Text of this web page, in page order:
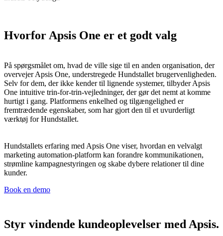
Hvorfor Apsis One er et godt valg
På spørgsmålet om, hvad de ville sige til en anden organisation, der
overvejer Apsis One, understregede Hundstallet brugervenligheden.
Selv for dem, der ikke kender til lignende systemer, tilbyder Apsis
One intuitive trin-for-trin-vejledninger, der gør det nemt at komme
hurtigt i gang. Platformens enkelhed og tilgængelighed er
fremtrædende egenskaber, som har gjort den til et uvurderligt
værktøj for Hundstallet.
Hundstallets erfaring med Apsis One viser, hvordan en velvalgt
marketing automation-platform kan forandre kommunikationen,
strømline kampagnestyringen og skabe dybere relationer til dine
kunder.
Book en demo
Styr vindende kundeoplevelser med Apsis.